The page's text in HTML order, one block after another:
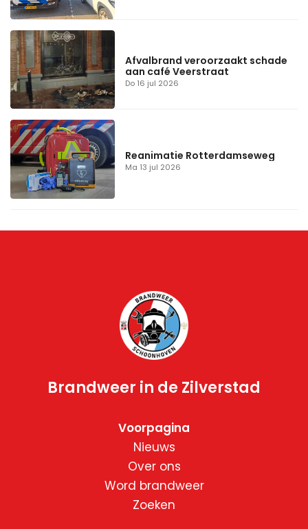
Do 16 jul 2026
Afvalbrand veroorzaakt schade
aan café Veerstraat
Ma 13 jul 2026
Reanimatie Rotterdamseweg
Brandweer in de Zilverstad
Voorpagina
Nieuws
Over ons
Word brandweer
Zoeken